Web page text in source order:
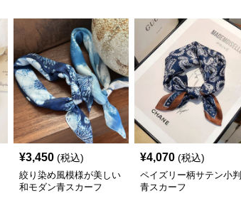
¥3,450 (税込)
絞り染め風模様が美しい
和モダン青スカーフ
¥4,070 (税込)
ペイズリー柄サテン小判
青スカーフ